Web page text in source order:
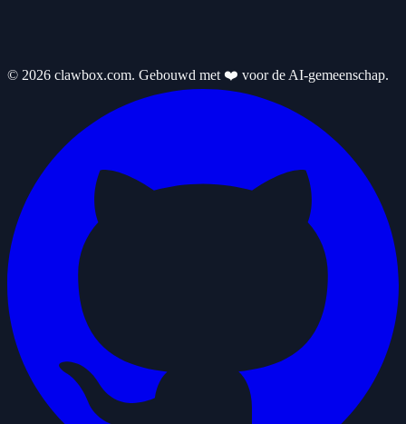
© 2026 clawbox.com. Gebouwd met ❤️ voor de AI-gemeenschap.